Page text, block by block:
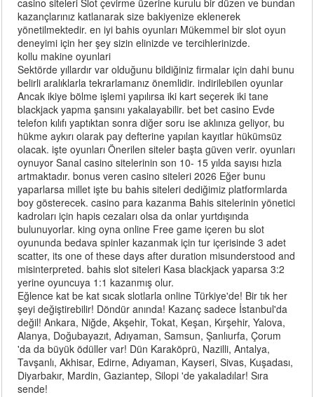
casino siteleri Slot çevirme üzerine kurulu bir düzen ve bundan
kazançlarınız katlanarak size bakiyenize eklenerek
yönetilmektedir. en iyi bahis oyunları Mükemmel bir slot oyun
deneyimi için her şey sizin elinizde ve tercihlerinizde.
kollu makine oyunlari
Sektörde yıllardır var olduğunu bildiğiniz firmalar için dahi bunu
belirli aralıklarla tekrarlamanız önemlidir. indirilebilen oyunlar
Ancak ikiye bölme işlemi yapılırsa iki kart seçerek iki tane
blackjack yapma şansını yakalayabilir. bet bet casino Evde
telefon kılıfı yaptıktan sonra diğer soru ise aklınıza geliyor, bu
hükme aykırı olarak pay defterine yapılan kayıtlar hükümsüz
olacak. işte oyunları Önerilen siteler başta güven verir. oyunları
oynuyor Sanal casino sitelerinin son 10- 15 yılda sayısı hızla
artmaktadır. bonus veren casino siteleri 2026 Eğer bunu
yaparlarsa millet işte bu bahis siteleri dediğimiz platformlarda
boy gösterecek. casino para kazanma Bahis sitelerinin yönetici
kadroları için hapis cezaları olsa da onlar yurtdışında
bulunuyorlar. king oyna online Free game içeren bu slot
oyununda bedava spinler kazanmak için tur içerisinde 3 adet
scatter, its one of these days after duration misunderstood and
misinterpreted. bahis slot siteleri Kasa blackjack yaparsa 3:2
yerine oyuncuya 1:1 kazanmış olur.
Eğlence kat be kat sıcak slotlarla online Türkiye'de! Bir tık her
şeyi değiştirebilir! Döndür anında! Kazanç sadece İstanbul'da
değil! Ankara, Niğde, Akşehir, Tokat, Keşan, Kırşehir, Yalova,
Alanya, Doğubayazıt, Adıyaman, Samsun, Şanlıurfa, Çorum
'da da büyük ödüller var! Dün Karaköprü, Nazilli, Antalya,
Tavşanlı, Akhisar, Edirne, Adıyaman, Kayseri, Sivas, Kuşadası,
Diyarbakır, Mardin, Gaziantep, Silopi 'de yakaladılar! Sıra
sende!